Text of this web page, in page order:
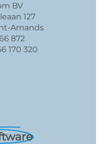
BV
127
Amands
872
170 320